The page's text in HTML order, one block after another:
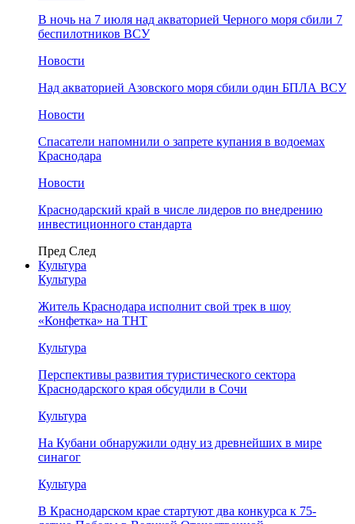
В ночь на 7 июля над акваторией Черного моря сбили 7
беспилотников ВСУ
Новости
Над акваторией Азовского моря сбили один БПЛА ВСУ
Новости
Спасатели напомнили о запрете купания в водоемах
Краснодара
Новости
Краснодарский край в числе лидеров по внедрению
инвестиционного стандарта
Пред След
Культура
Культура
Житель Краснодара исполнит свой трек в шоу
«Конфетка» на ТНТ
Культура
Перспективы развития туристического сектора
Краснодарского края обсудили в Сочи
Культура
На Кубани обнаружили одну из древнейших в мире
синагог
Культура
В Краснодарском крае стартуют два конкурса к 75-